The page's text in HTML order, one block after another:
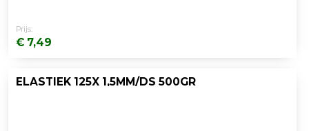
Prijs:
€ 7,49
ELASTIEK 125X 1,5MM/DS 500GR